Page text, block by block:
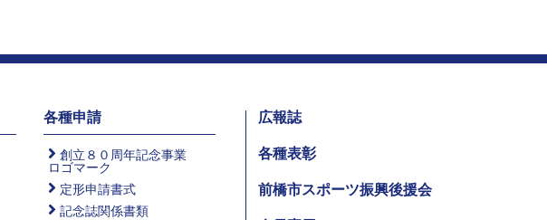
各種申請
創立８０周年記念事業
ロゴマーク
定形申請書式
記念誌関係書類
広報誌
各種表彰
前橋市スポーツ振興後援会